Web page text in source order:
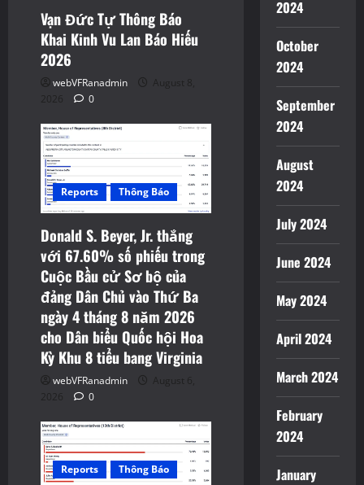
Vạn Đức Tự Thông Báo
Khai Kinh Vu Lan Báo Hiếu
2026
webVFRanadmin
August 8,
2026
0
Reports Thông Báo
Donald S. Beyer, Jr. thắng
với 67.60% số phiếu trong
Cuộc Bầu cử Sơ bộ của
đảng Dân Chủ vào Thứ Ba
ngày 4 tháng 8 năm 2026
cho Dân biểu Quốc hội Hoa
Kỳ Khu 8 tiểu bang Virginia
webVFRanadmin
August 6,
2026
0
Reports Thông Báo
2024
October
2024
September
2024
August
2024
July 2024
June 2024
May 2024
April 2024
March 2024
February
2024
January